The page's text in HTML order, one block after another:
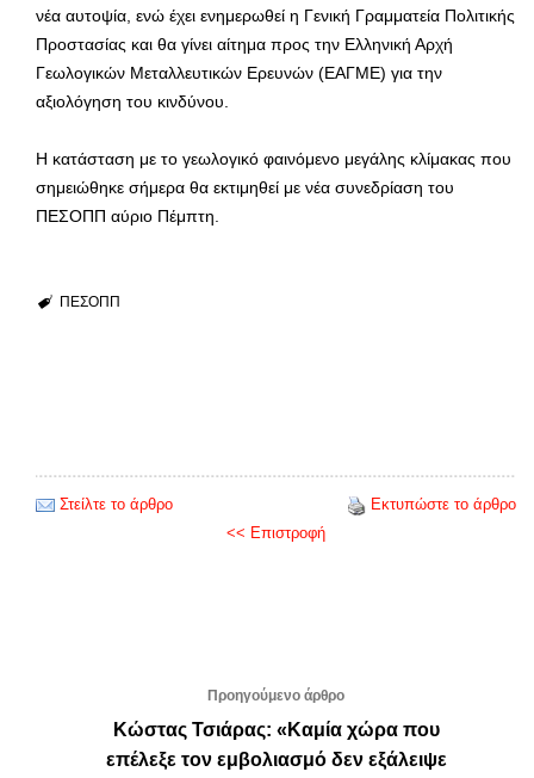
νέα αυτοψία, ενώ έχει ενημερωθεί η Γενική Γραμματεία Πολιτικής
Προστασίας και θα γίνει αίτημα προς την Ελληνική Αρχή
Γεωλογικών Μεταλλευτικών Ερευνών (ΕΑΓΜΕ) για την
αξιολόγηση του κινδύνου.
Η κατάσταση με το γεωλογικό φαινόμενο μεγάλης κλίμακας που
σημειώθηκε σήμερα θα εκτιμηθεί με νέα συνεδρίαση του
ΠΕΣΟΠΠ αύριο Πέμπτη.
ΠΕΣΟΠΠ
Στείλτε το άρθρο
Εκτυπώστε το άρθρο
<< Επιστροφή
Προηγούμενο άρθρο
Κώστας Τσιάρας: «Καμία χώρα που
επέλεξε τον εμβολιασμό δεν εξάλειψε